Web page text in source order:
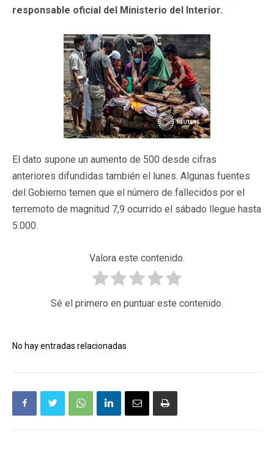
responsable oficial del Ministerio del Interior.
El dato supone un aumento de 500 desde cifras
anteriores difundidas también el lunes. Algunas fuentes
del Gobierno temen que el número de fallecidos por el
terremoto de magnitud 7,9 ocurrido el sábado llegue hasta
5.000.
Valora este contenido.
Sé el primero en puntuar este contenido.
No hay entradas relacionadas